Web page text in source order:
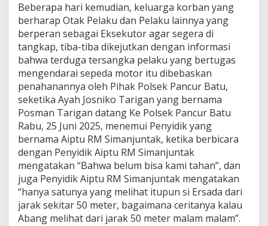
Beberapa hari kemudian, keluarga korban yang
berharap Otak Pelaku dan Pelaku lainnya yang
berperan sebagai Eksekutor agar segera di
tangkap, tiba-tiba dikejutkan dengan informasi
bahwa terduga tersangka pelaku yang bertugas
mengendarai sepeda motor itu dibebaskan
penahanannya oleh Pihak Polsek Pancur Batu,
seketika Ayah Josniko Tarigan yang bernama
Posman Tarigan datang Ke Polsek Pancur Batu
Rabu, 25 Juni 2025, menemui Penyidik yang
bernama Aiptu RM Simanjuntak, ketika berbicara
dengan Penyidik Aiptu RM Simanjuntak
mengatakan “Bahwa belum bisa kami tahan”, dan
juga Penyidik Aiptu RM Simanjuntak mengatakan
“hanya satunya yang melihat itupun si Ersada dari
jarak sekitar 50 meter, bagaimana ceritanya kalau
Abang melihat dari jarak 50 meter malam malam”.